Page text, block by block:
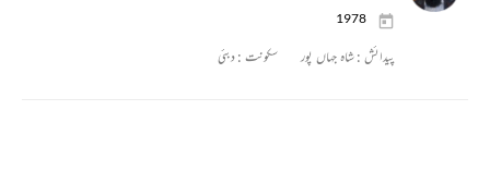
1978
پیدائش :شاہ جہاں پور سکونت :دبئی